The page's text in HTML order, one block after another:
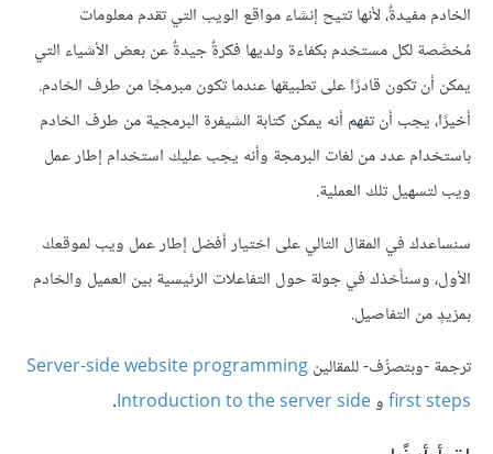
الخادم مفيدةٌ، لأنها تتيح إنشاء مواقع الويب التي تقدم معلومات
مُخصَّصة لكل مستخدم بكفاءة ولديها فكرةٌ جيدةٌ عن بعض الأشياء التي
يمكن أن تكون قادرًا على تطبيقها عندما تكون مبرمجًا من طرف الخادم.
أخيرًا، يجب أن تفهم أنه يمكن كتابة الشيفرة البرمجية من طرف الخادم
باستخدام عدد من لغات البرمجة وأنه يجب عليك استخدام إطار عمل
ويب لتسهيل تلك العملية.
سنساعدك في المقال التالي على اختيار أفضل إطار عمل ويب لموقعك
الأول، وسنأخذك في جولة حول التفاعلات الرئيسية بين العميل والخادم
بمزيدٍ من التفاصيل.
ترجمة -وبتصرُّف- للمقالينServer-side website programming
first stepsوIntroduction to the server side
.